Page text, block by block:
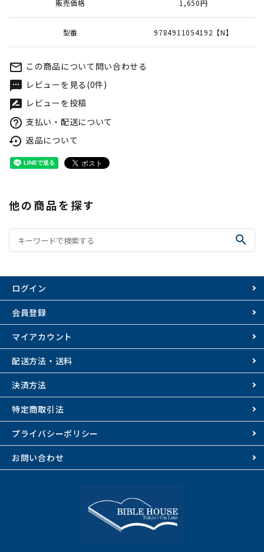
販売価格 1,650円
型番 9784911054192【N】
mail_outline この商品について問い合わせる
textsms レビューを見る(0件)
rate_review レビューを投稿
help_outline 支払い・配送について
settings_backup_restore 返品について
他の商品を探す
search
ログイン
会員登録
マイアカウント
配送方法・送料
決済方法
特定商取引法
プライバシーポリシー
お問い合わせ